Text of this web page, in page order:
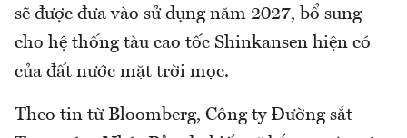
sẽ được đưa vào sử dụng năm 2027, bổ sung
cho hệ thống tàu cao tốc Shinkansen hiện có
của đất nước mặt trời mọc.
Theo tin từ Bloomberg, Công ty Đường sắt